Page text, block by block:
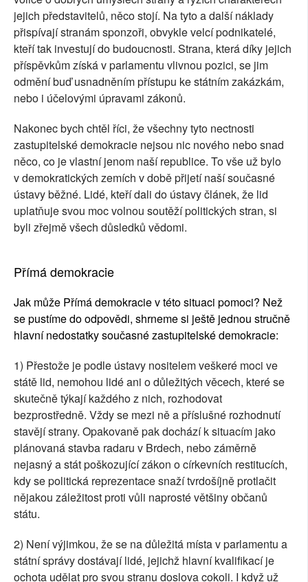
jejich představitelů, něco stojí. Na tyto a další náklady
přispívají stranám sponzoři, obvykle velcí podnikatelé,
kteří tak investují do budoucnosti. Strana, která díky jejich
příspěvkům získá v parlamentu vlivnou pozici, se jim
odmění buď usnadněním přístupu ke státním zakázkám,
nebo i účelovými úpravami zákonů.
Nakonec bych chtěl říci, že všechny tyto nectnosti
zastupitelské demokracie nejsou nic nového nebo snad
něco, co je vlastní jenom naší republice. To vše už bylo
v demokratických zemích v době přijetí naší současné
ústavy běžné. Lidé, kteří dali do ústavy článek, že lid
uplatňuje svou moc volnou soutěží politických stran, si
byli zřejmě všech důsledků vědomi.
Přímá demokracie
Jak může Přímá demokracie v této situaci pomoci? Než
se pustíme do odpovědi, shrneme si ještě jednou stručně
hlavní nedostatky současné zastupitelské demokracie:
1) Přestože je podle ústavy nositelem veškeré moci ve
státě lid, nemohou lidé ani o důležitých věcech, které se
skutečně týkají každého z nich, rozhodovat
bezprostředně. Vždy se mezi ně a příslušné rozhodnutí
stavějí strany. Opakovaně pak dochází k situacím jako
plánovaná stavba radaru v Brdech, nebo záměrně
nejasný a stát poškozující zákon o církevních restitucích,
kdy se politická reprezentace snaží tvrdošíjně protlačit
nějakou záležitost proti vůli naprosté většiny občanů
státu.
2) Není výjimkou, že se na důležitá místa v parlamentu a
státní správy dostávají lidé, jejichž hlavní kvalifikací je
ochota udělat pro svou stranu doslova cokoli. I když už